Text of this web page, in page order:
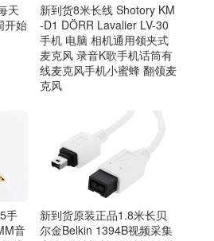
天
开始
新到货8米长线 Shotory KM
-D1 DÖRR Lavalier LV-30
手机 电脑 相机通用领夹式
麦克风 录音K歌手机话筒有
线麦克风手机小蜜蜂 翻领麦
克风
手
音
新到货原装正品1.8米长贝
尔金Belkin 1394B视频采集